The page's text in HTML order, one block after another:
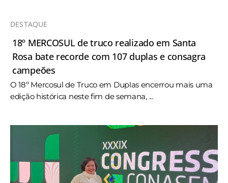
DESTAQUE
18º MERCOSUL de truco realizado em Santa
Rosa bate recorde com 107 duplas e consagra
campeões
O 18º Mercosul de Truco em Duplas encerrou mais uma
edição histórica neste fim de semana, ...